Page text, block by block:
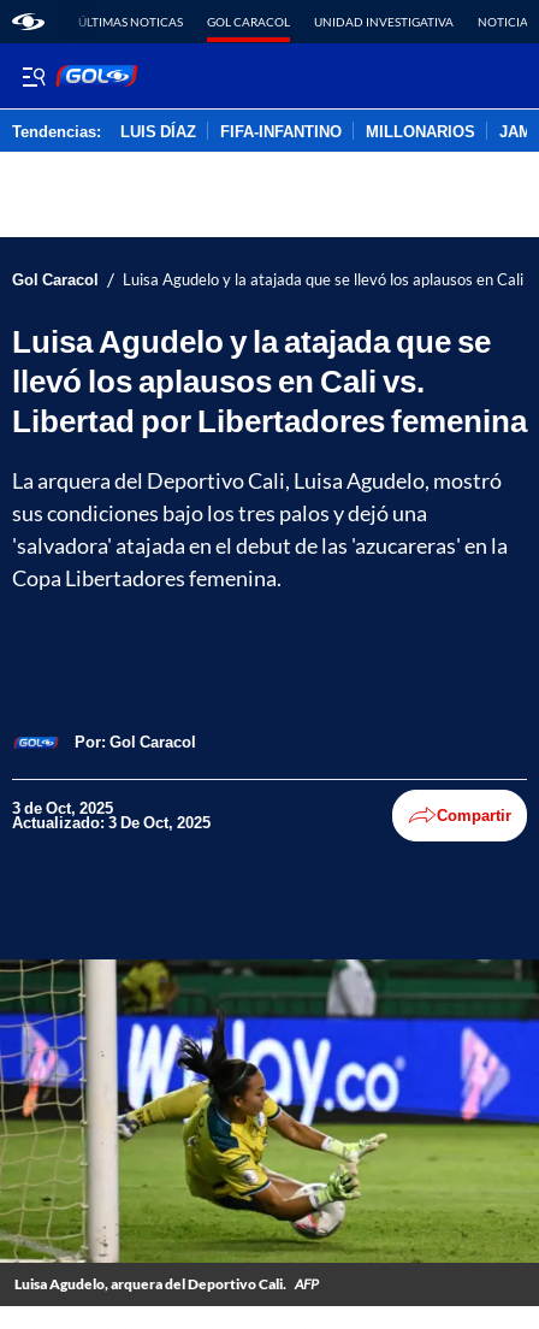
ÚLTIMAS NOTICAS GOL CARACOL UNIDAD INVESTIGATIVA NOTICIAS
Tendencias: LUIS DÍAZ FIFA-INFANTINO MILLONARIOS
Gol Caracol / Luisa Agudelo y la atajada que se llevó los aplausos en Cali
Luisa Agudelo y la atajada que se
llevó los aplausos en Cali vs.
Libertad por Libertadores femenina
La arquera del Deportivo Cali, Luisa Agudelo, mostró
sus condiciones bajo los tres palos y dejó una
'salvadora' atajada en el debut de las 'azucareras' en la
Copa Libertadores femenina.
Por: Gol Caracol
3 de Oct, 2025
Actualizado: 3 De Oct, 2025 Compartir
Luisa Agudelo, arquera del Deportivo Cali. AFP